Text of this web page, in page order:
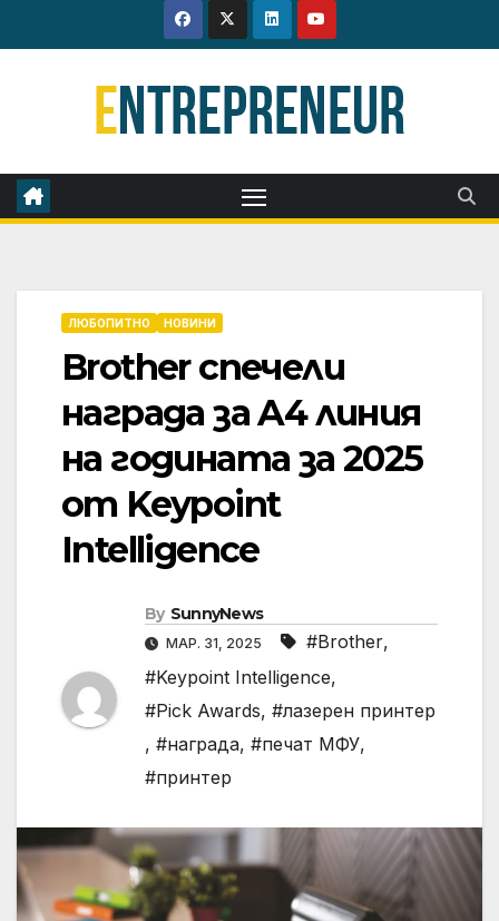
to
ЛЮБОПИТНО НОВИНИ
Brother спечели
награда за A4 линия
на годината за 2025
от Keypoint
Intelligence
By SunnyNews
МАР. 31, 2025 #Brother,
#Keypoint Intelligence,
#Pick Awards, #лазерен принтер
, #награда, #печат МФУ,
#принтер